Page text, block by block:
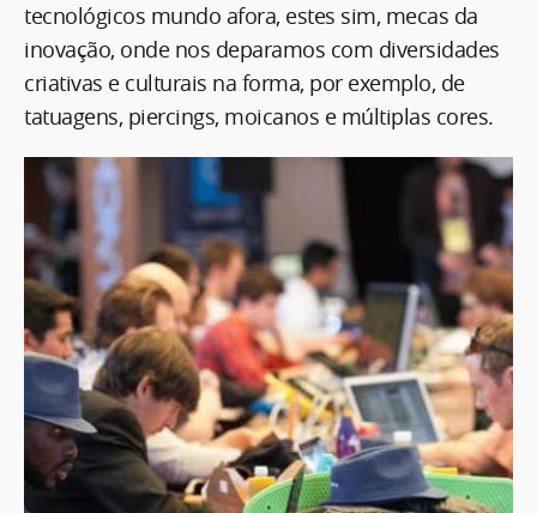
tecnológicos mundo afora, estes sim, mecas da
inovação, onde nos deparamos com diversidades
criativas e culturais na forma, por exemplo, de
tatuagens, piercings, moicanos e múltiplas cores.